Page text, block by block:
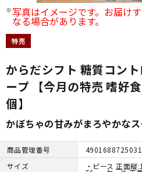
写真はイメージです。お届け
なる場合があります。
特売
からだシフト 糖質コン
ープ 【今月の特売 嗜好
個】
かぼちゃの甘みがまろやかな
商品管理番号
4901688725031
サイズ
・ピース 正面